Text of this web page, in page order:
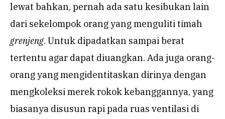
lewat bahkan, pernah ada satu kesibukan lain
dari sekelompok orang yang menguliti timah
grenjeng. Untuk dipadatkan sampai berat
tertentu agar dapat diuangkan. Ada juga orang-
orang yang mengidentitaskan dirinya dengan
mengkoleksi merek rokok kebanggannya, yang
biasanya disusun rapi pada ruas ventilasi di